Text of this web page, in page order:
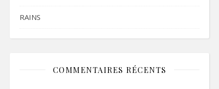
RAINS
COMMENTAIRES RÉCENTS